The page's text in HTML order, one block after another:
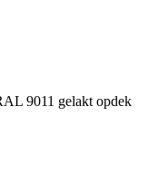
9011 gelakt opdek